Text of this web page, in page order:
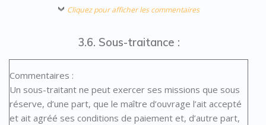
Cliquez pour afficher les commentaires
3.6. Sous-traitance :
Commentaires :
Un sous-traitant ne peut exercer ses missions que sous
réserve, d’une part, que le maître d’ouvrage l’ait accepté
et ait agréé ses conditions de paiement et, d’autre part,